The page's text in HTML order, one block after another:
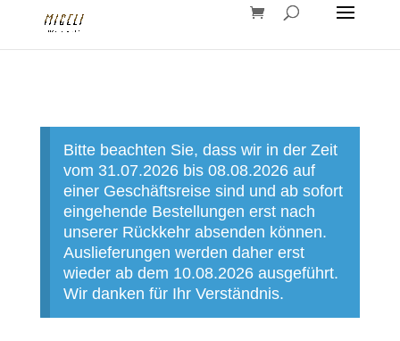
Bitte beachten Sie, dass wir in der Zeit
vom 31.07.2026 bis 08.08.2026 auf
einer Geschäftsreise sind und ab sofort
eingehende Bestellungen erst nach
unserer Rückkehr absenden können.
Auslieferungen werden daher erst
wieder ab dem 10.08.2026 ausgeführt.
Wir danken für Ihr Verständnis.